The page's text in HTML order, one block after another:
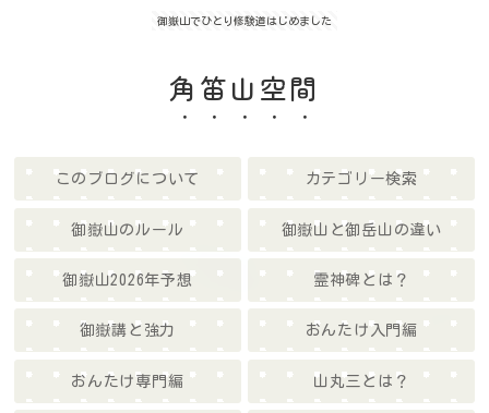
御嶽山でひとり修験道はじめました
角笛山空間
このブログについて カテゴリー検索
御嶽山のルール 御嶽山と御岳山の違い
御嶽山2026年予想 霊神碑とは？
御嶽講と強力 おんたけ入門編
おんたけ専門編 山丸三とは？